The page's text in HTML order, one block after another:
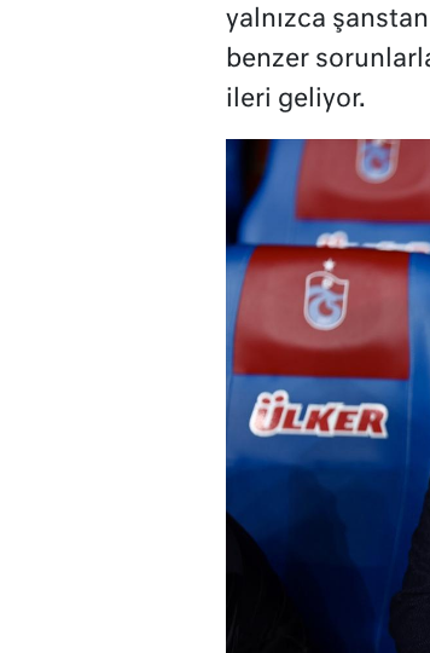
yalnızca
benzer
ileri geliyor.